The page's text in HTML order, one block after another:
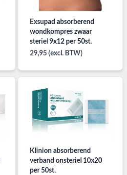
Exsupad absorberend
wondkompres zwaar
steriel 9x12 per 50st.
29,95 (excl. BTW)
Klinion absorberend
verband onsteriel 10x20
per 50st.